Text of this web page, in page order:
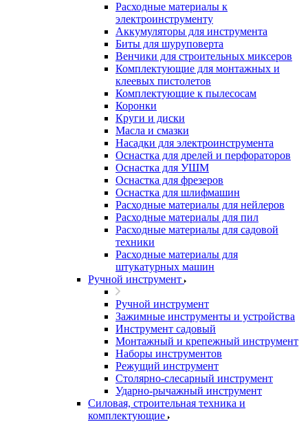
Расходные материалы к
электроинструменту
Аккумуляторы для инструмента
Биты для шуруповерта
Венчики для строительных миксеров
Комплектующие для монтажных и
клеевых пистолетов
Комплектующие к пылесосам
Коронки
Круги и диски
Масла и смазки
Насадки для электроинструмента
Оснастка для дрелей и перфораторов
Оснастка для УШМ
Оснастка для фрезеров
Оснастка для шлифмашин
Расходные материалы для нейлеров
Расходные материалы для пил
Расходные материалы для садовой
техники
Расходные материалы для
штукатурных машин
Ручной инструмент
Ручной инструмент
Зажимные инструменты и устройства
Инструмент садовый
Монтажный и крепежный инструмент
Наборы инструментов
Режущий инструмент
Столярно-слесарный инструмент
Ударно-рычажный инструмент
Силовая, строительная техника и
комплектующие